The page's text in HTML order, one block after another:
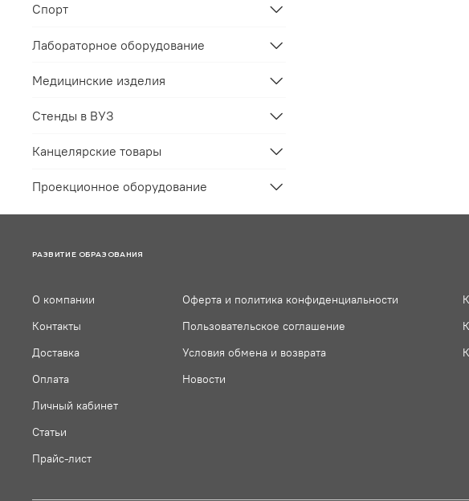
Спорт
Лабораторное оборудование
Медицинские изделия
Стенды в ВУЗ
Канцелярские товары
Проекционное оборудование
РАЗВИТИЕ ОБРАЗОВАНИЯ
О компании
Контакты
Доставка
Оплата
Личный кабинет
Статьи
Прайс-лист
Оферта и политика конфиденциальности
Пользовательское соглашение
Условия обмена и возврата
Новости